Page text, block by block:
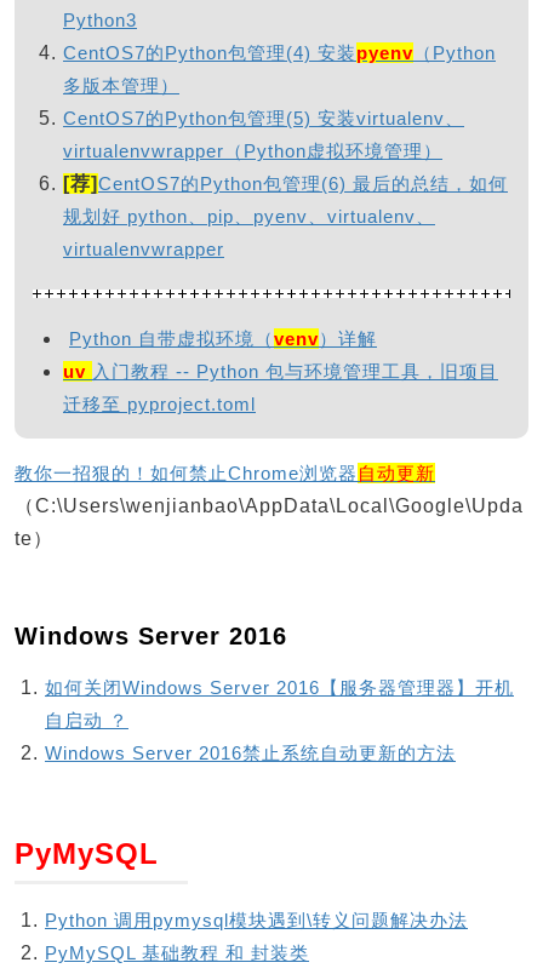
Python3
CentOS7的Python包管理(4) 安装pyenv （Python
多版本管理）
CentOS7的Python包管理(5) 安装virtualenv、
virtualenvwrapper（Python虚拟环境管理）
[荐]CentOS7的Python包管理(6) 最后的总结，如何
规划好 python、pip、pyenv、virtualenv、
virtualenvwrapper
Python 自带虚拟环境（venv）详解
uv 入门教程 -- Python 包与环境管理工具，旧项目
迁移至 pyproject.toml
教你一招狠的！如何禁止Chrome浏览器 自动更新
（C:\Users\wenjianbao\AppData\Local\Google\Upda
te）
Windows Server 2016
如何关闭Windows Server 2016【服务器管理器】开机
自启动 ？
Windows Server 2016禁止系统自动更新的方法
PyMySQL
Python 调用pymysql模块遇到\转义问题解决办法
PyMySQL 基础教程 和 封装类